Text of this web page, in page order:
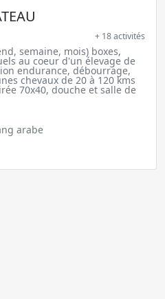
+ 18 activités
semaine, mois) boxes,
au coeur d'un élevage de
endurance, débourrage,
chevaux de 20 à 120 kms
70x40, douche et salle de
arabe